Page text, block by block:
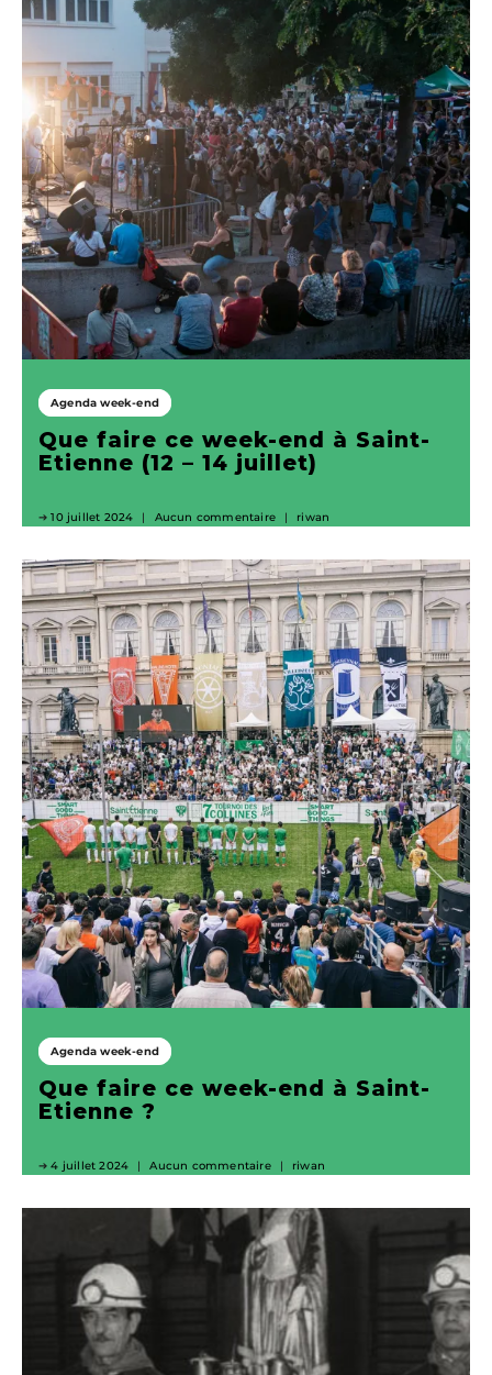
Agenda week-end
Que faire ce week-end à Saint-
Etienne (12 – 14 juillet)
10 juillet 2024 Aucun commentaire riwan
Agenda week-end
Que faire ce week-end à Saint-
Etienne ?
4 juillet 2024 Aucun commentaire riwan